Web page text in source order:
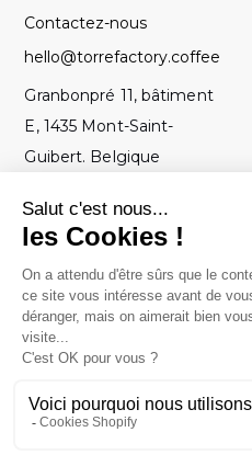
Contactez-nous
hello@torrefactory.coffee
Granbonpré 11, bâtiment
E, 1435 Mont-Saint-
Guibert. Belgique
© 2019
Torrefactory
Project – Tous
Torréfié